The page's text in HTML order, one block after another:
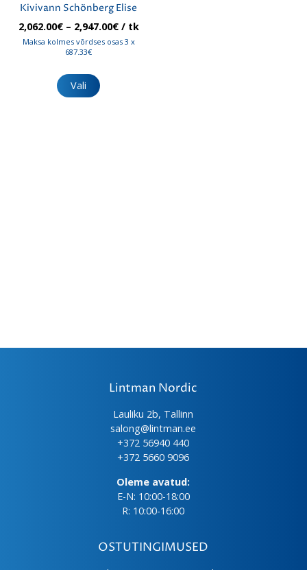
Kivivann Schönberg Elise
2,062.00€ – 2,947.00€Hinnavahemik:
2,062.00€
/ tk
Maksa kolmes võrdses osas 3 x
687.33€
Vali
tootel
Lintman Nordic
Lauliku 2b, Tallinn
salong@lintman.ee
+372 56940 440
+372 5660 9096
Oleme avatud:
E-N: 10:00-18:00
R: 10:00-16:00
OSTUTINGIMUSED